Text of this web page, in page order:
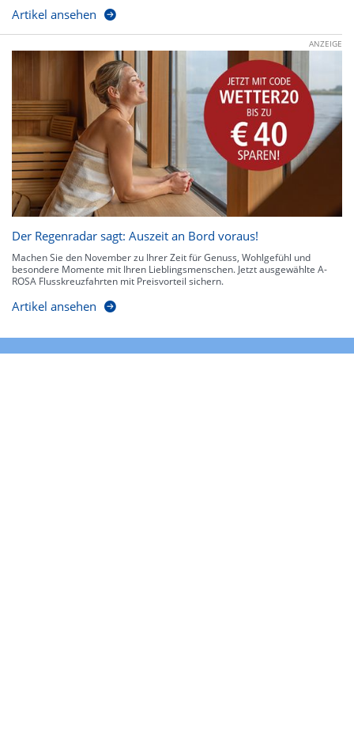
Artikel ansehen
ANZEIGE
Der Regenradar sagt: Auszeit an Bord voraus!
Machen Sie den November zu Ihrer Zeit für Genuss, Wohlgefühl und
besondere Momente mit Ihren Lieblingsmenschen. Jetzt ausgewählte A-
ROSA Flusskreuzfahrten mit Preisvorteil sichern.
Artikel ansehen